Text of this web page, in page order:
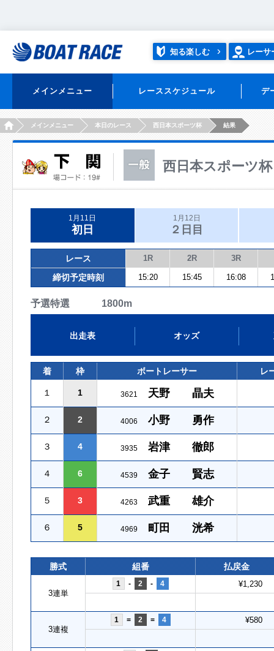
知る楽しむ レーサ
メインメニュー レーススケジュール デ
HOMEメインメニュー 本日のレース 西日本スポーツ杯 結果
西日本スポーツ杯
1月11日
初日
1月12日
２日目
レース 1R 2R 3R
締切予定時刻 15:20 15:45 16:08
予選特選 1800m
出走表 オッズ
着 枠 ボートレーサー レ
１ 1 3621 天野 晶夫
２ 2 4006 小野 勇作
３ 4 3935 岩津 徹郎
４ 6 4539 金子 賢志
５ 3 4263 武重 雄介
６ 5 4969 町田 洸希
勝式 組番 払戻金
3連単
1 - 2 - 4 ¥1,230
3連複
1 = 2 = 4 ¥580